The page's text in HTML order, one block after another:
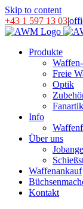
Skip to content
+43 1 597 13 03|
Produkte
Freie
Optik
Info
Über uns
Waffenankauf
Kontakt